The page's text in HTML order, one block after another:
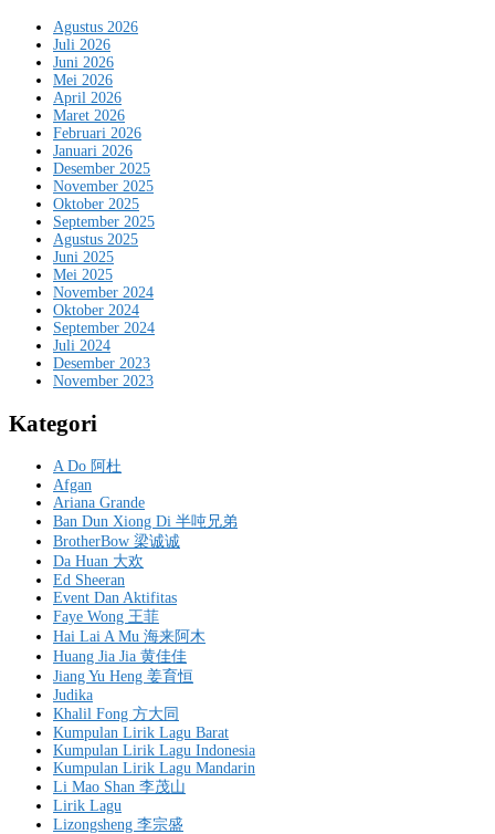
Agustus 2026
Juli 2026
Juni 2026
Mei 2026
April 2026
Maret 2026
Februari 2026
Januari 2026
Desember 2025
November 2025
Oktober 2025
September 2025
Agustus 2025
Juni 2025
Mei 2025
November 2024
Oktober 2024
September 2024
Juli 2024
Desember 2023
November 2023
Kategori
A Do 阿杜
Afgan
Ariana Grande
Ban Dun Xiong Di 半吨兄弟
BrotherBow 梁诚诚
Da Huan 大欢
Ed Sheeran
Event Dan Aktifitas
Faye Wong 王菲
Hai Lai A Mu 海来阿木
Huang Jia Jia 黄佳佳
Jiang Yu Heng 姜育恒
Judika
Khalil Fong 方大同
Kumpulan Lirik Lagu Barat
Kumpulan Lirik Lagu Indonesia
Kumpulan Lirik Lagu Mandarin
Li Mao Shan 李茂山
Lirik Lagu
Lizongsheng 李宗盛